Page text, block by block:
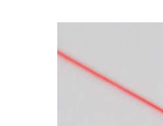
in
Frases